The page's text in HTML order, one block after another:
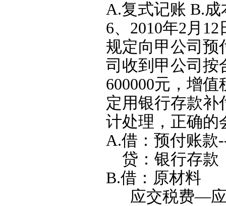
A.复式记账 B.
6、2010年2月
规定向甲公司预
司收到甲公司按
600000元，增
定用银行存款补
计处理，正确的
A.借：预付账款
贷：银行存
B.借：原
应交税费—应